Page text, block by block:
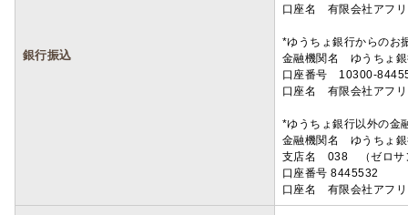
銀行振込
口座名 有限会社アフ
*ゆうちょ銀行からのお
金融機関名 ゆうちょ
口座番号 10300-
口座名 有限会社アフ
*ゆうちょ銀行以外の金
金融機関名 ゆうちょ
支店名 038 （ゼロサ
口座番号 8445532
口座名 有限会社アフ